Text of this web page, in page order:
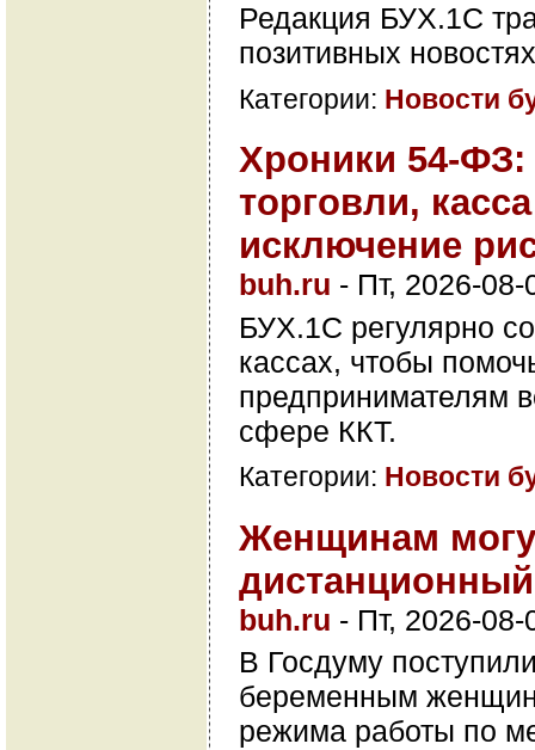
Редакция БУХ.1С
позитивных
Категории: Новости
Хроники 54-ФЗ:
торговли,
исключение
buh.ru - Пт, 2026-08-
БУХ.1С регулярно
кассах, чтобы
предпринимателям
сфере ККТ.
Категории: Новости
Женщинам
buh.ru - Пт, 2026-08-
В Госдуму
беременным
режима работы по